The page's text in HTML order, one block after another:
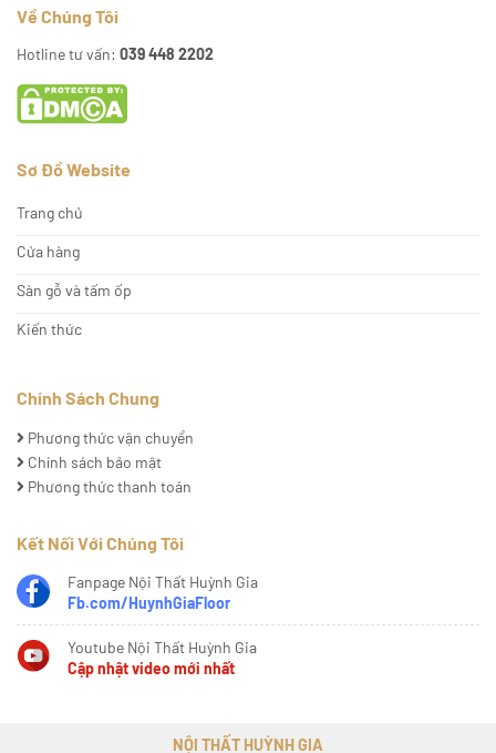
Về Chúng Tôi
Hotline tư vấn: 039 448 2202
Sơ Đồ Website
Trang chủ
Cửa hàng
Sàn gỗ và tấm ốp
Kiến thức
Chính Sách Chung
Phương thức vận chuyển
Chính sách bảo mật
Phương thức thanh toán
Kết Nối Với Chúng Tôi
Fanpage Nội Thất Huỳnh Gia
Fb.com/HuynhGiaFloor
Youtube Nội Thất Huỳnh Gia
Cập nhật video mới nhất
NỘI THẤT HUỲNH GIA